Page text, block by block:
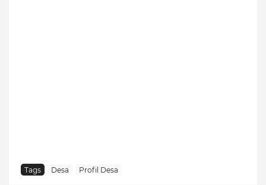
Tags Desa Profil Desa